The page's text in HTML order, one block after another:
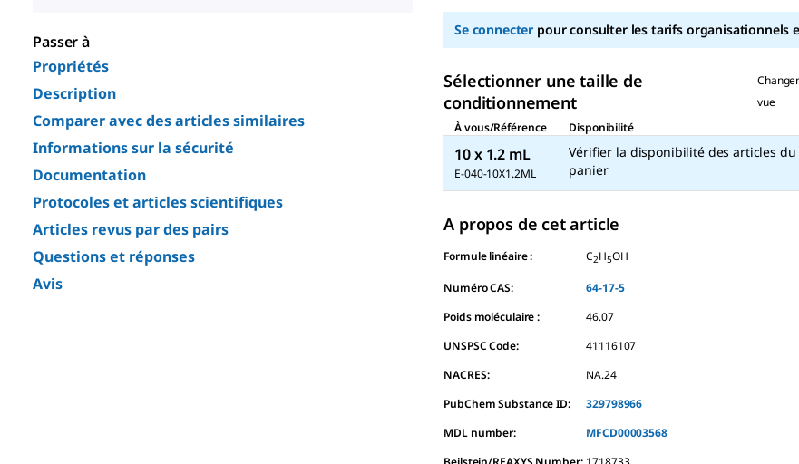
Passer à
Propriétés
Description
Comparer avec des articles similaires
Informations sur la sécurité
Documentation
Protocoles et articles scientifiques
Articles revus par des pairs
Questions et réponses
Avis
page
link.
Se connecter pour consulter les tarifs organisationnels
Sélectionner une taille de
conditionnement
vue
À vous/Référence
Disponibilité
10 x 1.2 mL
E-040-10X1.2ML
Vérifier la disponibilité des articles du
panier
A propos de cet article
Formule linéaire : C2H5OH
Numéro CAS:
64-17-5
Poids moléculaire :
46.07
UNSPSC Code:
41116107
NACRES:
NA.24
PubChem Substance ID:
329798966
MDL number:
MFCD00003568